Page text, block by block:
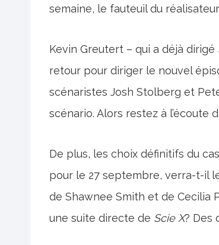
semaine, le fauteuil du
Kevin Greutert – qui a déjà dirigé
retour pour diriger le nouvel
scénaristes Josh Stolberg et
scénario. Alors restez à l’écoute
De plus, les choix définitifs du
pour le 27 septembre, verra-t-il
de Shawnee Smith et de Cecilia
une suite directe de Scie X? Des